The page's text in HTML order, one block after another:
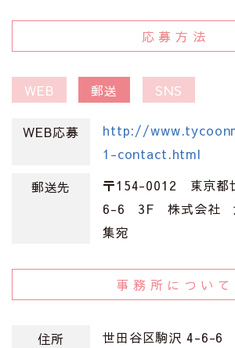
応募方法
WEB 郵送 SNS
WEB応募
http://
1-contact.html
郵送先
〒154-0012 東京都
6-6 3F 株式会社
集宛
事務所について
住所 世田谷区駒沢 4-6-6